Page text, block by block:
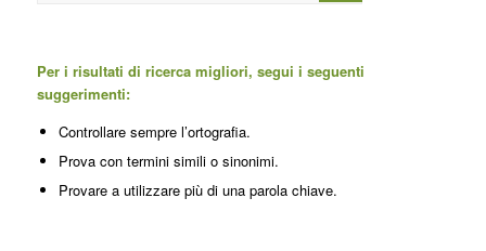
Per i risultati di ricerca migliori, segui i seguenti
suggerimenti:
Controllare sempre l’ortografia.
Prova con termini simili o sinonimi.
Provare a utilizzare più di una parola chiave.